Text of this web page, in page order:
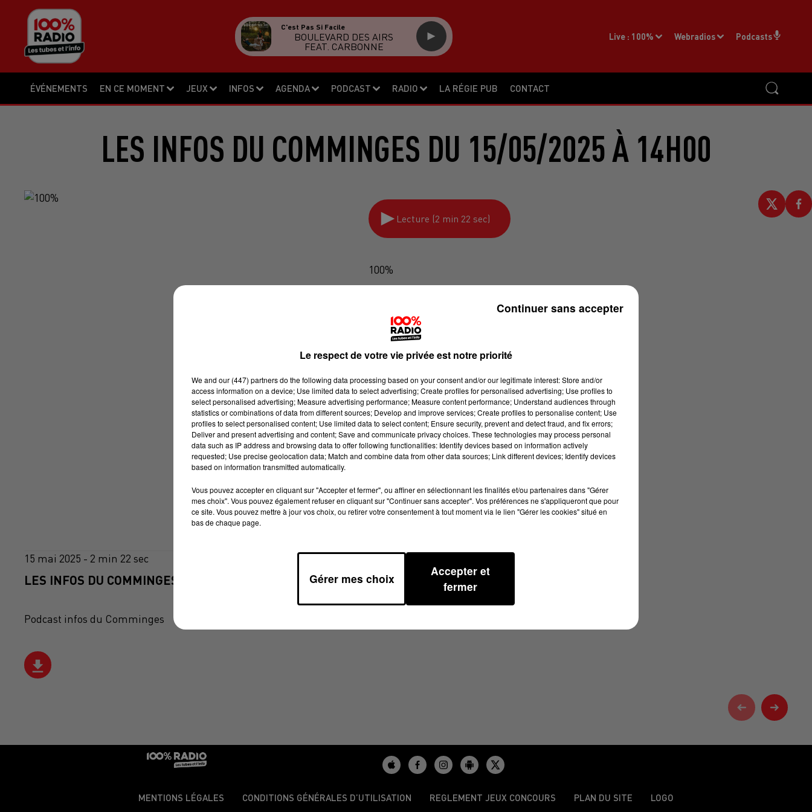
ÉVÉNEMENTS EN CE MOMENT JEUX INFOS AGENDA PODCAST RADIO LA RÉGIE PUB CONTACT
Live : 100% Webradios Podcasts
C'est Pas Si Facile
BOULEVARD DES AIRS
FEAT. CARBONNE
LES INFOS DU COMMINGES DU 15/05/2025 À 14H00
Lecture (2 min 22 sec)
100%
15 mai 2025 - 2 min 22 sec
LES INFOS DU COMMINGES DU 15/05/2025 À 14H00
Podcast infos du Comminges
MENTIONS LÉGALES CONDITIONS GÉNÉRALES D’UTILISATION REGLEMENT JEUX CONCOURS PLAN DU SITE LOGO
Le respect de votre vie privée est notre priorité
We and our (447) partnersdo the following data processing based on your consent and/or our legitimate interest: Store and/or
access information on a device; Use limited data to select advertising; Create profiles for personalised advertising; Use profiles to
select personalised advertising; Measure advertising performance; Measure content performance; Understand audiences through
statistics or combinations of data from different sources; Develop and improve services; Create profiles to personalise content; Use
profiles to select personalised content; Use limited data to select content; Ensure security, prevent and detect fraud, and fix errors;
Deliver and present advertising and content; Save and communicate privacy choices. These technologies may process personal
data such as IP address and browsing data to offer following functionalities: Identify devices based on information actively
requested; Use precise geolocation data; Match and combine data from other data sources; Link different devices; Identify devices
based on information transmitted automatically.
Vous pouvez accepter en cliquant sur "Accepter et fermer", ou affiner en sélectionnant les finalités et/ou partenaires dans "Gérer
mes choix". Vous pouvez également refuser en cliquant sur "Continuer sans accepter". Vos préférences ne s'appliqueront que pour
ce site. Vous pouvez mettre à jour vos choix, ou retirer votre consentement à tout moment via le lien "Gérer les cookies" situé en
bas de chaque page.
Gérer mes choix
Accepter et
fermer
Continuer sans accepter